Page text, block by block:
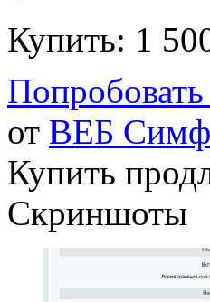
Купить: 1
от ВЕБ
Купить
Скриншоты